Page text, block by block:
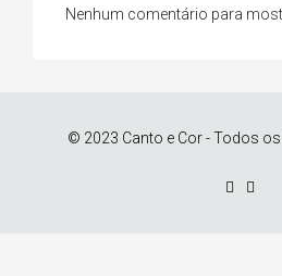
Nenhum comentário para
© 2023 Canto e Cor - Todos